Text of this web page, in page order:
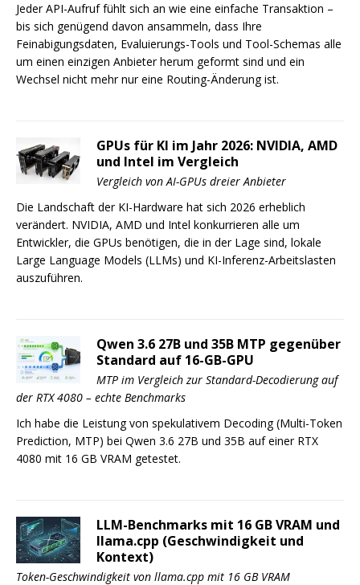
Jeder API-Aufruf fühlt sich an wie eine einfache Transaktion –
bis sich genügend davon ansammeln, dass Ihre
Feinabigungsdaten, Evaluierungs-Tools und Tool-Schemas alle
um einen einzigen Anbieter herum geformt sind und ein
Wechsel nicht mehr nur eine Routing-Änderung ist.
GPUs für KI im Jahr 2026: NVIDIA, AMD
und Intel im Vergleich
Vergleich von AI-GPUs dreier Anbieter
Die Landschaft der KI-Hardware hat sich 2026 erheblich
verändert. NVIDIA, AMD und Intel konkurrieren alle um
Entwickler, die GPUs benötigen, die in der Lage sind, lokale
Large Language Models (LLMs) und KI-Inferenz-Arbeitslasten
auszuführen.
Qwen 3.6 27B und 35B MTP gegenüber
Standard auf 16-GB-GPU
MTP im Vergleich zur Standard-Decodierung auf
der RTX 4080 – echte Benchmarks
Ich habe die Leistung von spekulativem Decoding (Multi-Token
Prediction, MTP) bei Qwen 3.6 27B und 35B auf einer RTX
4080 mit 16 GB VRAM getestet.
LLM-Benchmarks mit 16 GB VRAM und
llama.cpp (Geschwindigkeit und
Kontext)
Token-Geschwindigkeit von llama.cpp mit 16 GB VRAM